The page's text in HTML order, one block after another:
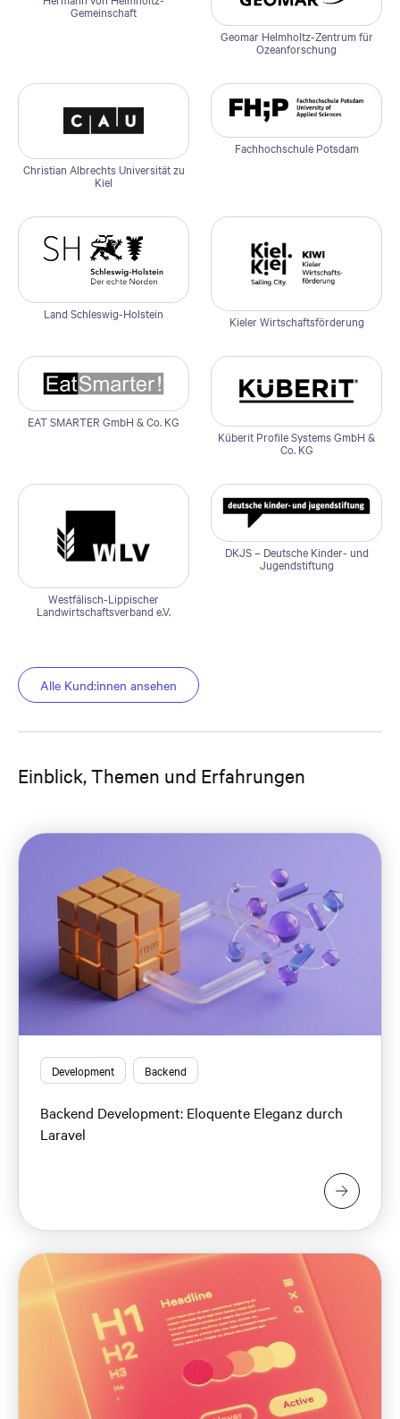
Gemeinschaft
Geomar Helmholtz-Zentrum für
Ozeanforschung
Christian Albrechts Universität zu
Kiel
Fachhochschule Potsdam
Land Schleswig-Holstein Kieler Wirtschaftsförderung
EAT SMARTER GmbH & Co. KG
Küberit Profile Systems GmbH &
Co. KG
Westfälisch-Lippischer
Landwirtschaftsverband e.V.
DKJS – Deutsche Kinder- und
Jugendstiftung
Alle Kund:innen ansehen
Einblick, Themen und Erfahrungen
Development Backend
Backend Development: Eloquente Eleganz durch
Laravel